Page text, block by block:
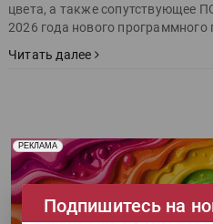
цвета, а также сопутствующее
2026 года нового программного
Читать далее
РЕКЛАМА
Реклама. Рекламодатель ООО
Печати" erid: 2SDnjd2d4Qz